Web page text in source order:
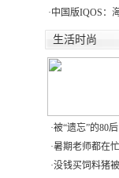
·中国版IQOS：
生活时尚
·被“遗忘”的80
·暑期老师都在
·没钱买饲料猪